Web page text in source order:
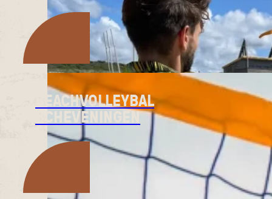
BEACHVOLLEYBAL
SCHEVENINGEN